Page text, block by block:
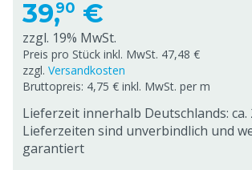
39,90 €
zzgl. 19% MwSt.
Preis pro Stück inkl. MwSt. 47,48 €
zzgl. Versandkosten
Bruttopreis: 4,75 € inkl. MwSt. per m
Lieferzeit innerhalb Deutschlands: ca.
Lieferzeiten sind unverbindlich und
garantiert